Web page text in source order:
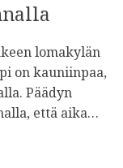
lomakylän
on kauniinpaa,
Päädyn
että aika…